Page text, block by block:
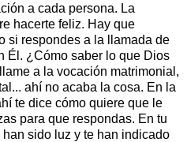
a cada persona. La
hacerte feliz. Hay que
si respondes a la llamada de
Él. ¿Cómo saber lo que Dios
a la vocación matrimonial,
ahí no acaba la cosa. En la
te dice cómo quiere que le
para que respondas. En tu
sido luz y te han indicado